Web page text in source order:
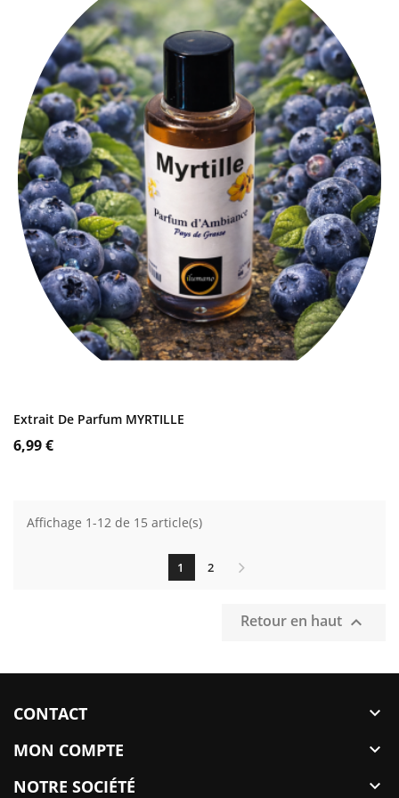
Extrait De Parfum MYRTILLE
Prix
6,99 €
Affichage 1-12 de 15 article(s)
1 2
Retour en haut 
CONTACT

MON COMPTE

NOTRE SOCIÉTÉ
